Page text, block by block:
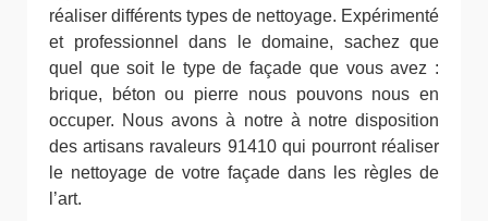
réaliser différents types de nettoyage. Expérimenté
et professionnel dans le domaine, sachez que
quel que soit le type de façade que vous avez :
brique, béton ou pierre nous pouvons nous en
occuper. Nous avons à notre à notre disposition
des artisans ravaleurs 91410 qui pourront réaliser
le nettoyage de votre façade dans les règles de
l’art.